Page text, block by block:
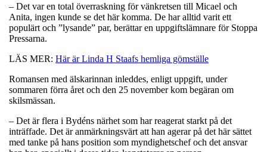
– Det var en total överraskning för vänkretsen till Micael och
Anita, ingen kunde se det här komma. De har alltid varit ett
populärt och ”lysande” par, berättar en uppgiftslämnare för Stoppa
Pressarna.
LÄS MER: Här är Linda H Staafs hemliga gömställe
Romansen med älskarinnan inleddes, enligt uppgift, under
sommaren förra året och den 25 november kom begäran om
skilsmässan.
– Det är flera i Bydéns närhet som har reagerat starkt på det
inträffade. Det är anmärkningsvärt att han agerar på det här sättet
med tanke på hans position som myndighetschef och det ansvar